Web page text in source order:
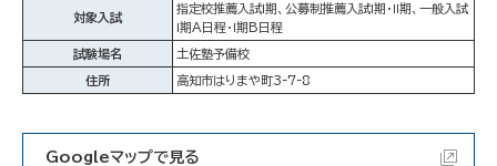
対象入試
指定校推薦入試Ⅰ期、公募制推薦入試Ⅰ期・Ⅱ期、一般入試
Ⅰ期A日程・Ⅰ期B日程
試験場名 土佐塾予備校
住所 高知市はりまや町3-7-8
Googleマップで見る